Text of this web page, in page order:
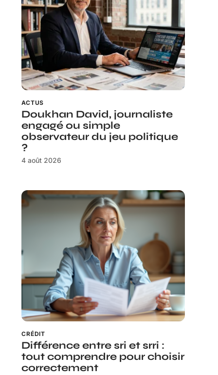
ACTUS
Doukhan David, journaliste
engagé ou simple
observateur du jeu politique
?
4 août 2026
CRÉDIT
Différence entre sri et srri :
tout comprendre pour choisir
correctement